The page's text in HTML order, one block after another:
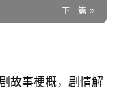
下一篇
故事梗概，剧情解